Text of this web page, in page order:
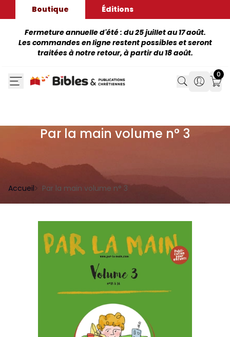
Boutique Éditions
Fermeture annuelle d'été : du 25 juillet au 17 août.
Les commandes en ligne restent possibles et seront
traitées à notre retour, à partir du 18 août.
Search
Search
0
Par la main volume n° 3
Accueil Par la main volume n° 3